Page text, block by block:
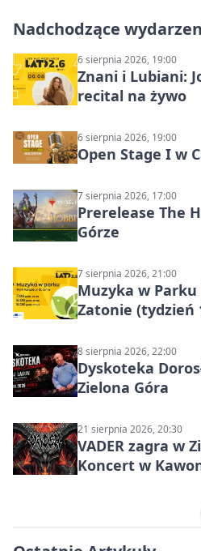
Nadchodzące
6 sierpnia 2026, 19:00
Znani i Lubiani:
recital na żywo
6 sierpnia 2026, 19:00
Open Stage I w
7 sierpnia 2026, 17:00
Prerelease The
Górze
7 sierpnia 2026, 21:00
Muzyka w
Zatonie (tydzień
8 sierpnia 2026, 22:00
Dyskoteka
Zielona Góra
21 sierpnia 2026, 20:30
VADER zagra w
Koncert w